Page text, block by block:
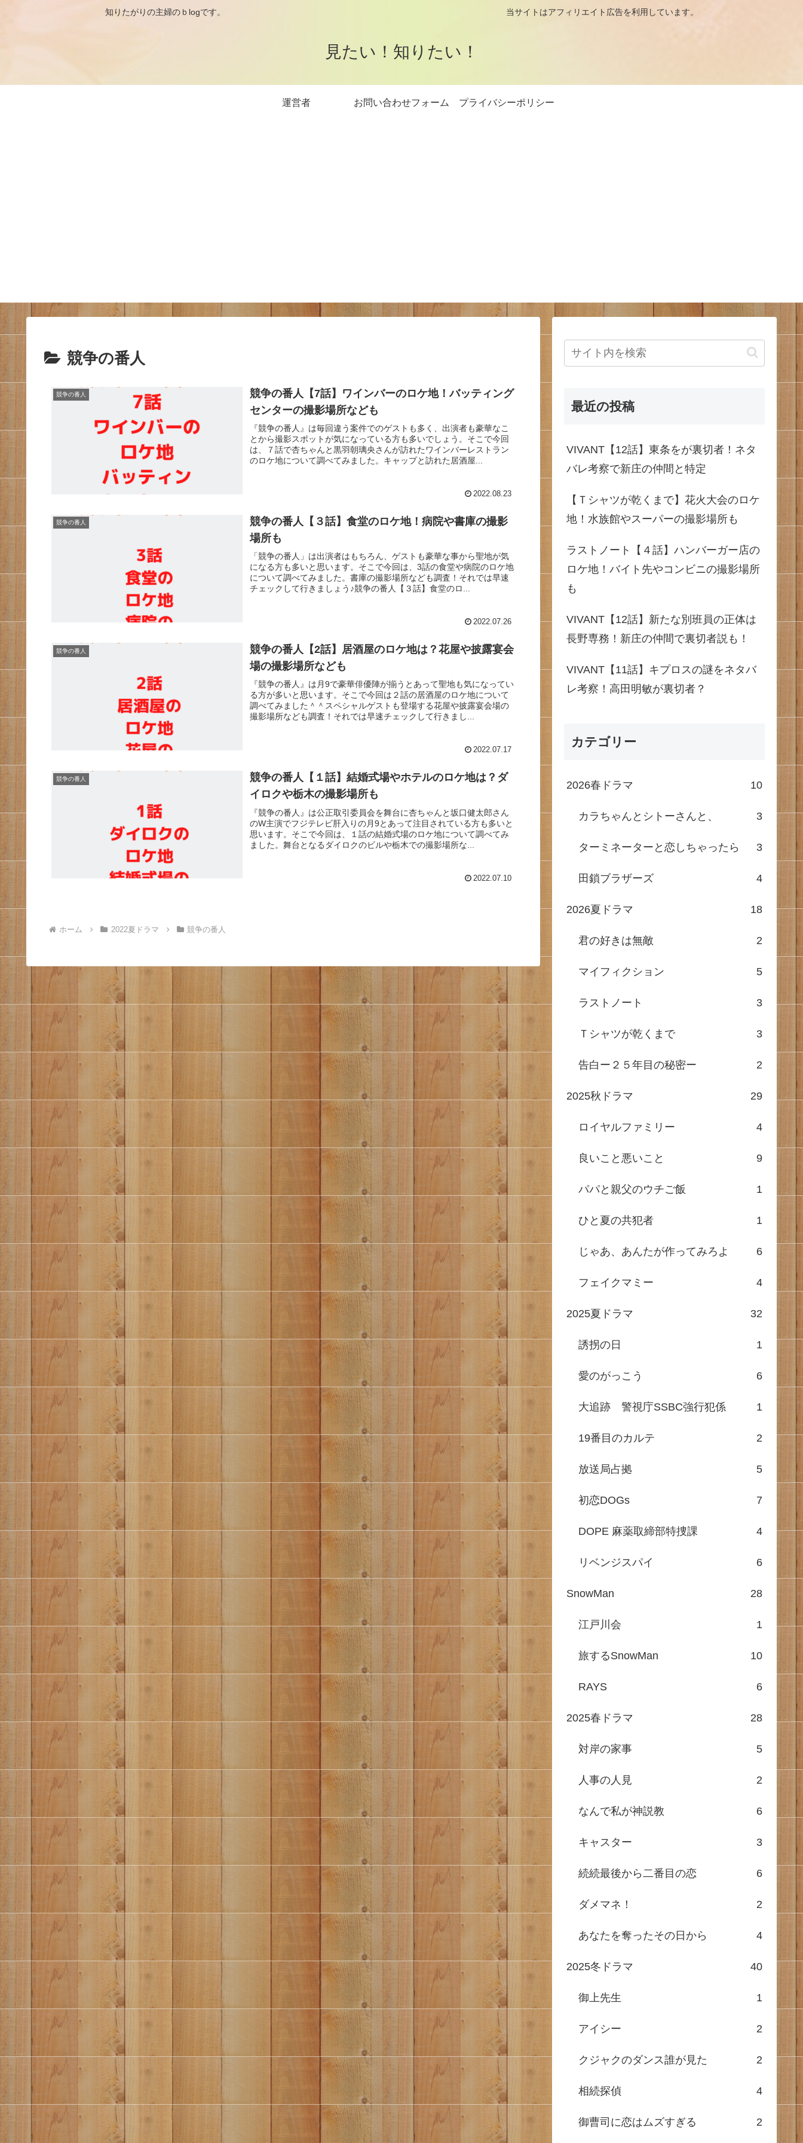
知りたがりの主婦のｂlogです。 当サイトはアフィリエイト広告を利用しています。
見たい！知りたい！
運営者 お問い合わせフォーム プライバシーポリシー
競争の番人
競争の番人
競争の番人【7話】ワインバーのロケ地！バッティング
センターの撮影場所なども
『競争の番人』は毎回違う案件でのゲストも多く、出演者も豪華なこ
とから撮影スポットが気になっている方も多いでしょう。そこで今回
は、７話で杏ちゃんと黒羽朝璃央さんが訪れたワインバーレストラン
のロケ地について調べてみました。キャップと訪れた居酒屋...
2022.08.23
競争の番人
競争の番人【３話】食堂のロケ地！病院や書庫の撮影
場所も
「競争の番人」は出演者はもちろん、ゲストも豪華な事から聖地が気
になる方も多いと思います。そこで今回は、3話の食堂や病院のロケ地
について調べてみました。書庫の撮影場所なども調査！それでは早速
チェックして行きましょう♪競争の番人【３話】食堂のロ...
2022.07.26
競争の番人
競争の番人【2話】居酒屋のロケ地は？花屋や披露宴会
場の撮影場所なども
『競争の番人』は月9で豪華俳優陣が揃うとあって聖地も気になってい
る方が多いと思います。そこで今回は２話の居酒屋のロケ地について
調べてみました＾＾スペシャルゲストも登場する花屋や披露宴会場の
撮影場所なども調査！それでは早速チェックして行きまし...
2022.07.17
競争の番人
競争の番人【１話】結婚式場やホテルのロケ地は？ダ
イロクや栃木の撮影場所も
『競争の番人』は公正取引委員会を舞台に杏ちゃんと坂口健太郎さん
のW主演でフジテレビ肝入りの月9とあって注目されている方も多いと
思います。そこで今回は、１話の結婚式場のロケ地について調べてみ
ました。舞台となるダイロクのビルや栃木での撮影場所な...
2022.07.10
ホーム 2022夏ドラマ 競争の番人
最近の投稿
VIVANT【12話】東条をが裏切者！ネタ
バレ考察で新庄の仲間と特定
【Ｔシャツが乾くまで】花火大会のロケ
地！水族館やスーパーの撮影場所も
ラストノート【４話】ハンバーガー店の
ロケ地！バイト先やコンビニの撮影場所
も
VIVANT【12話】新たな別班員の正体は
長野専務！新庄の仲間で裏切者説も！
VIVANT【11話】キプロスの謎をネタバ
レ考察！高田明敏が裏切者？
カテゴリー
2026春ドラマ 10
カラちゃんとシトーさんと、 3
ターミネーターと恋しちゃったら 3
田鎖ブラザーズ 4
2026夏ドラマ 18
君の好きは無敵 2
マイフィクション 5
ラストノート 3
Ｔシャツが乾くまで 3
告白ー２５年目の秘密ー 2
2025秋ドラマ 29
ロイヤルファミリー 4
良いこと悪いこと 9
パパと親父のウチご飯 1
ひと夏の共犯者 1
じゃあ、あんたが作ってみろよ 6
フェイクマミー 4
2025夏ドラマ 32
誘拐の日 1
愛のがっこう 6
大追跡 警視庁SSBC強行犯係 1
19番目のカルテ 2
放送局占拠 5
初恋DOGs 7
DOPE 麻薬取締部特捜課 4
リベンジスパイ 6
SnowMan 28
江戸川会 1
旅するSnowMan 10
RAYS 6
2025春ドラマ 28
対岸の家事 5
人事の人見 2
なんで私が神説教 6
キャスター 3
続続最後から二番目の恋 6
ダメマネ！ 2
あなたを奪ったその日から 4
2025冬ドラマ 40
御上先生 1
アイシー 2
クジャクのダンス誰が見た 2
相続探偵 4
御曹司に恋はムズすぎる 2